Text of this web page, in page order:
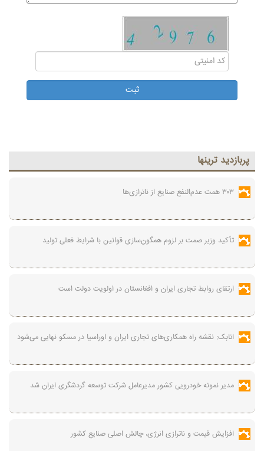
پربازديد ترينها
۳۰۳ همت عدم‌النفع صنایع از ناترازی‌ها
تأکید وزیر صمت بر لزوم همگون‌سازی قوانین با شرایط فعلی تولید
ارتقای روابط تجاری ایران و افغانستان در اولویت دولت است
اتابک: نقشه راه همکاری‌های تجاری ایران و اوراسیا در مسکو نهایی می‌شود
مدیر نمونه خودرویی کشور مدیرعامل شرکت توسعه گردشگری ایران شد
افزایش قیمت و ناترازی انرژی، چالش اصلی صنایع کشور